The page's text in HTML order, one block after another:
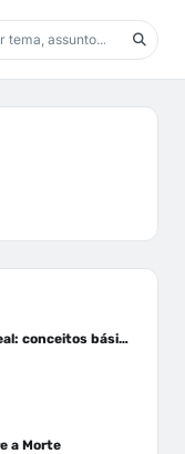
Intubação Orotraqueal: conceitos básicos
a Morte